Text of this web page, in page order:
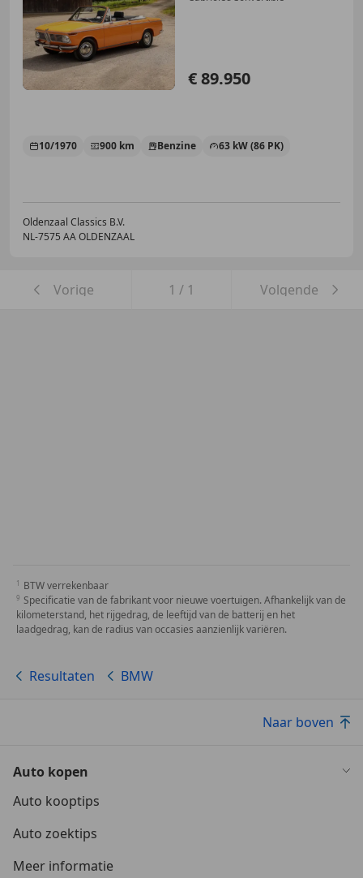
€ 89.950
10/1970 900 km Benzine 63 kW (86 PK)
Oldenzaal Classics B.V.
NL-7575 AA OLDENZAAL
Vorige 1 / 1 Volgende
BTW verrekenbaar
Specificatie van de fabrikant voor nieuwe voertuigen. Afhankelijk van de
kilometerstand, het rijgedrag, de leeftijd van de batterij en het
laadgedrag, kan de radius van occasies aanzienlijk variëren.
Resultaten BMW
Naar boven
Auto kopen
Auto kooptips
Auto zoektips
Meer informatie